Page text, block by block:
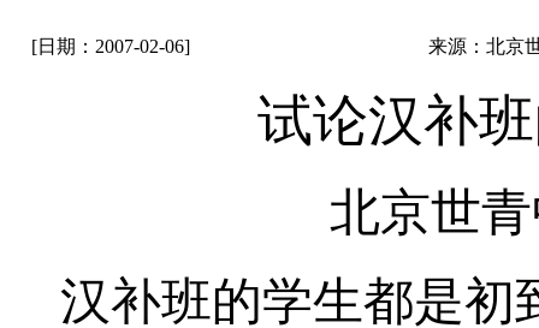
[日期：2007-02-06] 来源：北京
试论汉补
北京世
汉补班的学生都是初